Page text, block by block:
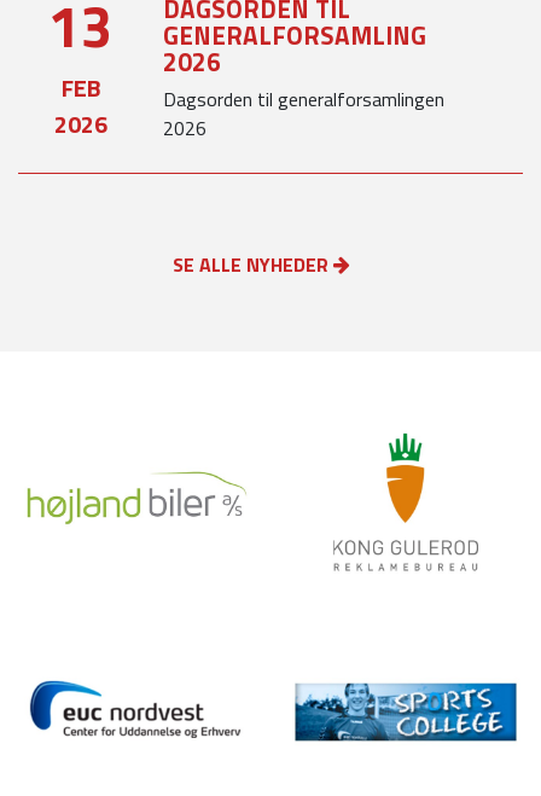
13
FEB
2026
DAGSORDEN TIL
GENERALFORSAMLING
2026
Dagsorden til generalforsamlingen
2026
SE ALLE NYHEDER